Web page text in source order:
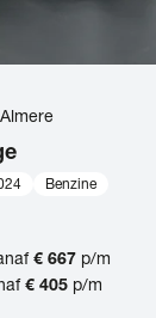
Benzine
€ 667 p/m
€ 405 p/m